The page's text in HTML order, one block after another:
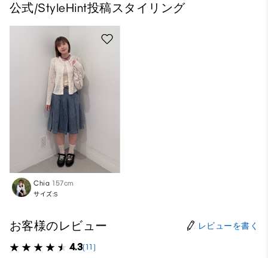
公式/StyleHint投稿スタイリング
Chia 157cm
サイズ:S
お客様のレビュー レビューを書く
4.3(11)